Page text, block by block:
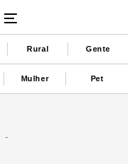
Rural Gente
Mulher Pet